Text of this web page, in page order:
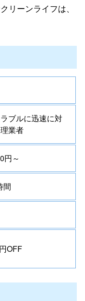
リーンライフは、
ブルに迅速に対
業者
円～
間
OFF